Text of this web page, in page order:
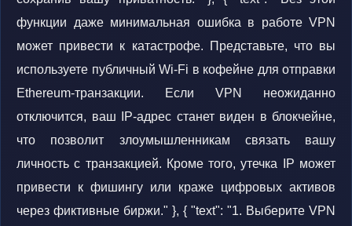
функции даже минимальная ошибка в работе VPN
может привести к катастрофе. Представьте, что вы
используете публичный Wi-Fi в кофейне для отправки
Ethereum-транзакции. Если VPN неожиданно
отключится, ваш IP-адрес станет виден в блокчейне,
что позволит злоумышленникам связать вашу
личность с транзакцией. Кроме того, утечка IP может
привести к фишингу или краже цифровых активов
через фиктивные биржи." }, { "text": "1. Выберите VPN